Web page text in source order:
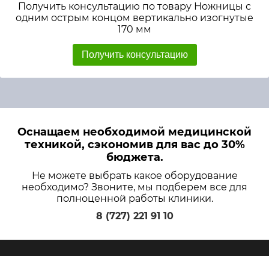
Получить консультацию по товару Ножницы с
одним острым концом вертикально изогнутые
170 мм
Получить консультацию
Оснащаем необходимой медицинской
техникой, сэкономив для вас до 30%
бюджета.
Не можете выбрать какое оборудование
необходимо? Звоните, мы подберем все для
полноценной работы клиники.
8 (727) 221 91 10